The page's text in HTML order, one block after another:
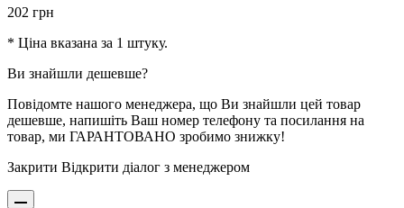
202 грн
* Ціна вказана за 1 штуку.
Ви знайшли дешевше?
Повідомте нашого менеджера, що Ви знайшли цей товар
дешевше, напишіть Ваш номер телефону та посилання на
товар, ми ГАРАНТОВАНО зробимо знижку!
Закрити Відкрити діалог з менеджером